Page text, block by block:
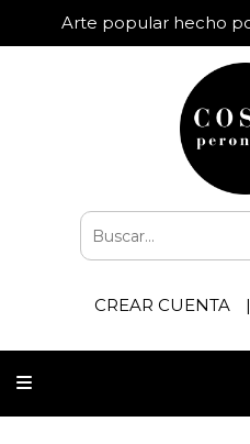
Arte popular hecho
CREAR CUENTA